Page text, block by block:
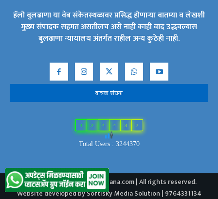
हॅलो बुलढाणा या वेब संकेतस्थळावर प्रसिद्ध होणाऱ्या बातम्या व लेखशी
मुख्य संपादक सहमत असतीलच असे नाही काही वाद उद्भवल्यास
बुलढाणा न्यायालय अंतर्गत राहील अन्य कुठेही नाही.
वाचक संख्या
3 2 4 4 3 7
Total Users : 3244370
2024 © Copyright - Hellobuldana.com | All rights reserved.
Website developed by Softisky Media Solution | 9764331134